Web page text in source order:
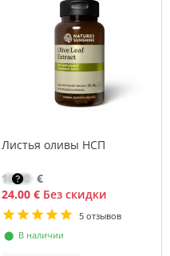
Листья оливы НСП
16.80 €
24.00 € Без скидки
5 отзывов
⬤ В наличии